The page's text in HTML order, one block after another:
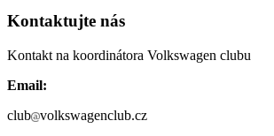
Kontaktujte nás
Kontakt na koordinátora Volkswagen clubu
Email:
club volkswagenclub.cz